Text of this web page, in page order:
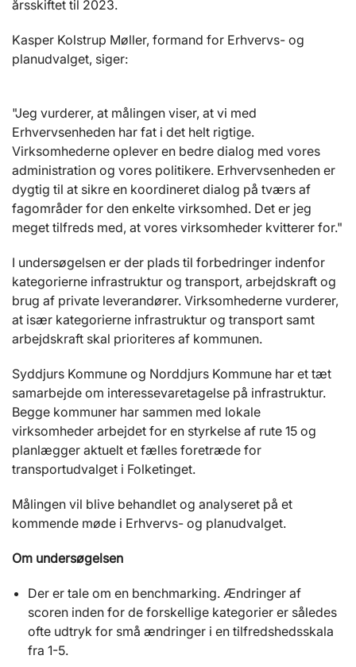
årsskiftet til 2023.
Kasper Kolstrup Møller, formand for Erhvervs- og
planudvalget, siger:
"Jeg vurderer, at målingen viser, at vi med
Erhvervsenheden har fat i det helt rigtige.
Virksomhederne oplever en bedre dialog med vores
administration og vores politikere. Erhvervsenheden er
dygtig til at sikre en koordineret dialog på tværs af
fagområder for den enkelte virksomhed. Det er jeg
meget tilfreds med, at vores virksomheder kvitterer for."
I undersøgelsen er der plads til forbedringer indenfor
kategorierne infrastruktur og transport, arbejdskraft og
brug af private leverandører. Virksomhederne vurderer,
at især kategorierne infrastruktur og transport samt
arbejdskraft skal prioriteres af kommunen.
Syddjurs Kommune og Norddjurs Kommune har et tæt
samarbejde om interessevaretagelse på infrastruktur.
Begge kommuner har sammen med lokale
virksomheder arbejdet for en styrkelse af rute 15 og
planlægger aktuelt et fælles foretræde for
transportudvalget i Folketinget.
Målingen vil blive behandlet og analyseret på et
kommende møde i Erhvervs- og planudvalget.
Om undersøgelsen
Der er tale om en benchmarking. Ændringer af
scoren inden for de forskellige kategorier er således
ofte udtryk for små ændringer i en tilfredshedsskala
fra 1-5.